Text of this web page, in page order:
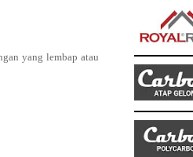
yang lembap atau